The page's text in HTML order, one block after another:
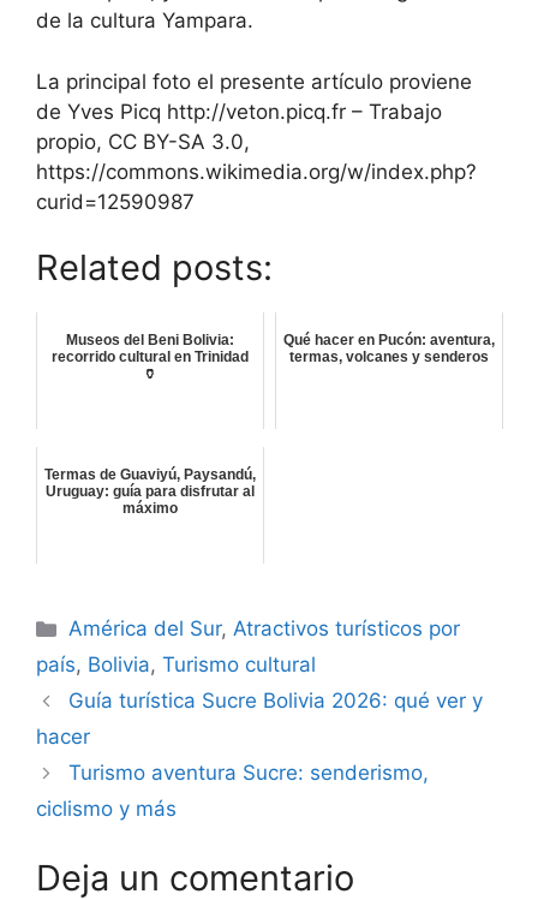
de la cultura Yampara.
La principal foto el presente artículo proviene
de Yves Picq http://veton.picq.fr – Trabajo
propio, CC BY-SA 3.0,
https://commons.wikimedia.org/w/index.php?
curid=12590987
Related posts:
Museos del Beni Bolivia:
recorrido cultural en Trinidad
🏺
Qué hacer en Pucón: aventura,
termas, volcanes y senderos
Termas de Guaviyú, Paysandú,
Uruguay: guía para disfrutar al
máximo
Categorías
América del Sur,Atractivos turísticos por
país, Bolivia, Turismo cultural
Guía turística Sucre Bolivia 2026: qué ver y
hacer
Turismo aventura Sucre: senderismo,
ciclismo y más
Deja un comentario